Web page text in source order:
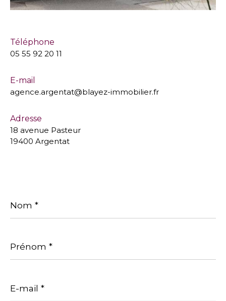
Téléphone
05 55 92 20 11
E-mail
agence.argentat@blayez-immobilier.fr
Adresse
18 avenue Pasteur
19400 Argentat
*
*
mail
*